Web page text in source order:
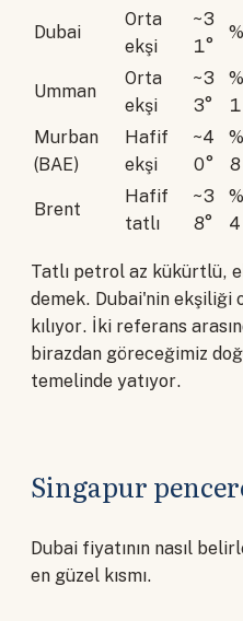
Dubai
Orta
ekşi
~3
1°
Umman
Orta
ekşi
~3
3°
1
Murban
(BAE)
Hafif
ekşi
~4
0°
8
Brent
Hafif
tatlı
~3
8°
4
Tatlı petrol az kükürtlü,
demek. Dubai'nin ekşiliği
kılıyor. İki referans
birazdan göreceğimiz
temelinde yatıyor.
Singapur
Dubai fiyatının nasıl
en güzel kısmı.